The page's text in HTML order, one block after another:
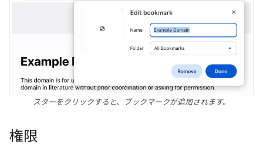
スターをクリックすると、ブックマークが追加されます。
権限